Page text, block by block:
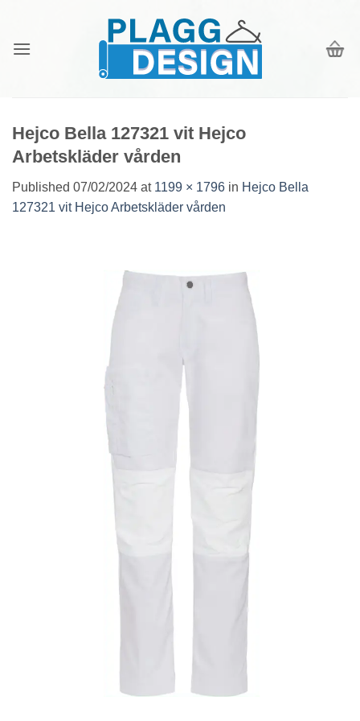
content
Hejco Bella 127321 vit Hejco
Arbetskläder vården
Published 07/02/2024 at 1199 × 1796 in Hejco Bella
127321 vit Hejco Arbetskläder vården